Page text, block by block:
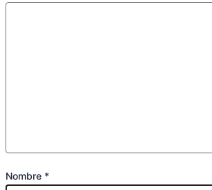
Nombre *